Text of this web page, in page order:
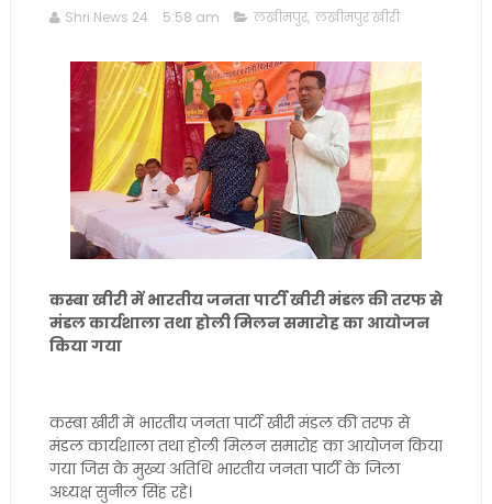
Shri News 24 5:58 am लखीमपुर, लखीमपुर खीरी
कस्बा खीरी में भारतीय जनता पार्टी खीरी मंडल की तरफ से
मंडल कार्यशाला तथा होली मिलन समारोह का आयोजन
किया गया
कस्बा खीरी में भारतीय जनता पार्टी खीरी मंडल की तरफ से
मंडल कार्यशाला तथा होली मिलन समारोह का आयोजन किया
गया जिस के मुख्य अतिथि भारतीय जनता पार्टी के जिला
अध्यक्ष सुनील सिंह रहे।